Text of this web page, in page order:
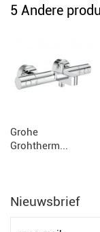
5 Andere
Grohe
Grohtherm...
Nieuwsbrief